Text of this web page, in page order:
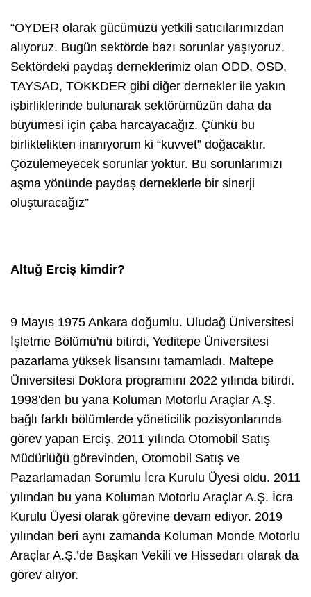
“OYDER olarak gücümüzü yetkili satıcılarımızdan
alıyoruz. Bugün sektörde bazı sorunlar yaşıyoruz.
Sektördeki paydaş derneklerimiz olan ODD, OSD,
TAYSAD, TOKKDER gibi diğer dernekler ile yakın
işbirliklerinde bulunarak sektörümüzün daha da
büyümesi için çaba harcayacağız. Çünkü bu
birliktelikten inanıyorum ki “kuvvet” doğacaktır.
Çözülemeyecek sorunlar yoktur. Bu sorunlarımızı
aşma yönünde paydaş derneklerle bir sinerji
oluşturacağız”
Altuğ Erciş kimdir?
9 Mayıs 1975 Ankara doğumlu. Uludağ Üniversitesi
İşletme Bölümü'nü bitirdi, Yeditepe Üniversitesi
pazarlama yüksek lisansını tamamladı. Maltepe
Üniversitesi Doktora programını 2022 yılında bitirdi.
1998'den bu yana Koluman Motorlu Araçlar A.Ş.
bağlı farklı bölümlerde yöneticilik pozisyonlarında
görev yapan Erciş, 2011 yılında Otomobil Satış
Müdürlüğü görevinden, Otomobil Satış ve
Pazarlamadan Sorumlu İcra Kurulu Üyesi oldu. 2011
yılından bu yana Koluman Motorlu Araçlar A.Ş. İcra
Kurulu Üyesi olarak görevine devam ediyor. 2019
yılından beri aynı zamanda Koluman Monde Motorlu
Araçlar A.Ş.’de Başkan Vekili ve Hissedarı olarak da
görev alıyor.